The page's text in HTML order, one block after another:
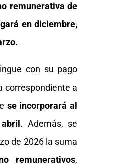
remunerativa de
en diciembre,
con su pago
correspondiente a
se incorporará al
. Además, se
de 2026 la suma
remunerativos,